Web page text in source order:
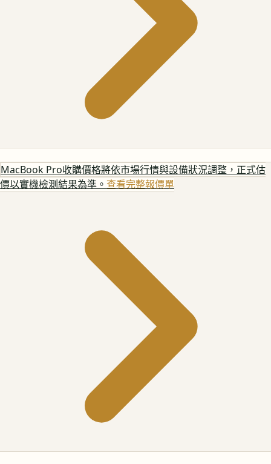
MacBook Pro收購價格將依市場行情與設備狀況調整，正式估
價以實機檢測結果為準。 查看完整報價單